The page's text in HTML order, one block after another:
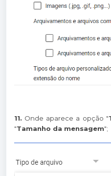
11. Onde aparece a opção "
"Tamanho da mensagem";